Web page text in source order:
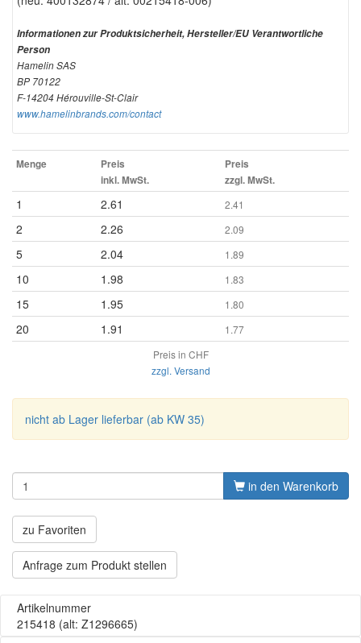
Informationen zur Produktsicherheit, Hersteller/EU Verantwortliche
Person
Hamelin SAS
BP 70122
F-14204 Hérouville-St-Clair
www.hamelinbrands.com/contact
Menge
Preis
inkl. MwSt.
Preis
zzgl. MwSt.
1 2.61 2.41
2 2.26 2.09
5 2.04 1.89
10 1.98 1.83
15 1.95 1.80
20 1.91
1.77
Preis in CHF
zzgl. Versand
nicht ab Lager lieferbar (ab KW 35)
in den Warenkorb
zu Favoriten
Anfrage zum Produkt stellen
Artikelnummer
215418 (alt: Z1296665)